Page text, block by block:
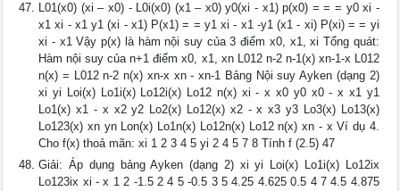
L01(x0) (xi – x0) - L0i(x0) (x1 – x0) y0(xi - x1) p(x0) = = = y0 xi -
x1 xi - x1 y1 (xi - x1) P(x1) = = y1 xi - x1 -y1 (x1 - xi) P(xi) = = yi
xi - x1 Vậy p(x) là hàm nội suy của 3 điểm x0, x1, xi Tổng quát:
Hàm nội suy của n+1 điểm x0, x1, xn L012 n-2 n-1(x) xn-1-x L012
n(x) = L012 n-2 n(x) xn-x xn - xn-1 Bảng Nội suy Ayken (dạng 2)
xi yi Loi(x) Lo1i(x) Lo12i(x) Lo12 n(x) xi - x x0 y0 x0 - x x1 y1
Lo1(x) x1 - x x2 y2 Lo2(x) Lo12(x) x2 - x x3 y3 Lo3(x) Lo13(x)
Lo123(x) xn yn Lon(x) Lo1n(x) Lo12n(x) Lo12 n(x) xn - x Ví dụ 4.
Cho f(x) thoả mãn: xi 1 2 3 4 5 yi 2 4 5 7 8 Tính f (2.5) 47
Giải: Áp dụng bảng Ayken (dạng 2) xi yi Loi(x) Lo1i(x) Lo12ix
Lo123ix xi - x 1 2 -1.5 2 4 5 -0.5 3 5 4.25 4.625 0.5 4 7 4.5 4.875